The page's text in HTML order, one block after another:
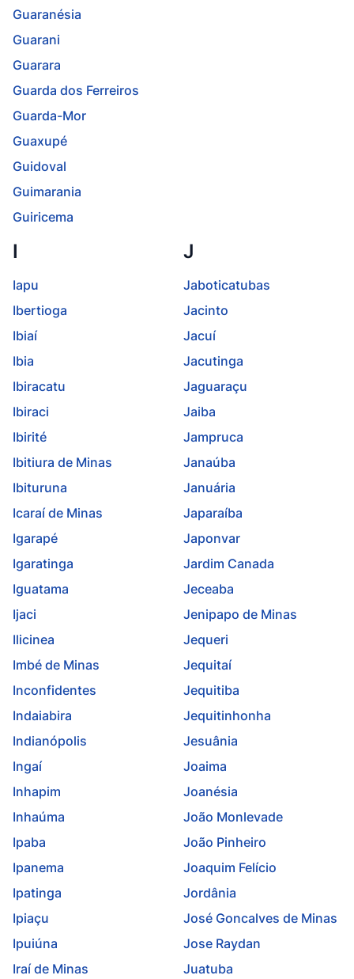
Guaranésia
Guarani
Guarara
Guarda dos Ferreiros
Guarda-Mor
Guaxupé
Guidoval
Guimarania
Guiricema
I
Iapu
Ibertioga
Ibiaí
Ibia
Ibiracatu
Ibiraci
Ibirité
Ibitiura de Minas
Ibituruna
Icaraí de Minas
Igarapé
Igaratinga
Iguatama
Ijaci
Ilicinea
Imbé de Minas
Inconfidentes
Indaiabira
Indianópolis
Ingaí
Inhapim
Inhaúma
Ipaba
Ipanema
Ipatinga
Ipiaçu
Ipuiúna
Iraí de Minas
J
Jaboticatubas
Jacinto
Jacuí
Jacutinga
Jaguaraçu
Jaiba
Jampruca
Janaúba
Januária
Japaraíba
Japonvar
Jardim Canada
Jeceaba
Jenipapo de Minas
Jequeri
Jequitaí
Jequitiba
Jequitinhonha
Jesuânia
Joaima
Joanésia
João Monlevade
João Pinheiro
Joaquim Felício
Jordânia
José Goncalves de Minas
Jose Raydan
Juatuba